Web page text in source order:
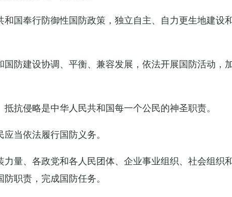
国奉行防御性国防政策，独立自主、自力更生地建设
国防建设协调、平衡、兼容发展，依法开展国防活动，
抗侵略是中华人民共和国每一个公民的神圣职责。
当依法履行国防义务。
力量、各政党和各人民团体、企业事业组织、社会组织
职责，完成国防任务。